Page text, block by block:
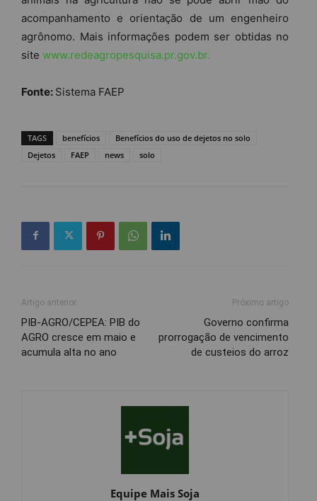
acompanhamento e orientação de um engenheiro
agrônomo. Mais informações podem ser obtidas no
site www.redeagropesquisa.pr.gov.br.
Fonte: Sistema FAEP
TAGS benefícios
Benefícios do uso de dejetos no solo
Dejetos
FAEP news solo
Artigo anterior
PIB-AGRO/CEPEA: PIB do
AGRO cresce em maio e
acumula alta no ano
Próximo artigo
Governo confirma
prorrogação de vencimento
de custeios do arroz
Equipe Mais Soja